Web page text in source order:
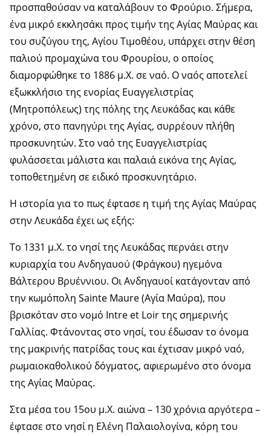
προσπαθούσαν να καταλάβουν το Φρούριο. Σήμερα,
ένα μικρό εκκλησάκι προς τιμήν της Αγίας Μαύρας και
του συζύγου της, Αγίου Τιμοθέου, υπάρχει στην θέση
παλιού προμαχώνα του Φρουρίου, ο οποίος
διαμορφώθηκε το 1886 μ.Χ. σε ναό. Ο ναός αποτελεί
εξωκκλήσιο της ενορίας Ευαγγελιστρίας
(Μητροπόλεως) της πόλης της Λευκάδας και κάθε
χρόνο, στο πανηγύρι της Αγίας, συρρέουν πλήθη
προσκυνητών. Στο ναό της Ευαγγελιστρίας
φυλάσσεται μάλιστα και παλαιά εικόνα της Αγίας,
τοποθετημένη σε ειδικό προσκυνητάριο.
Η ιστορία για το πως έφτασε η τιμή της Αγίας Μαύρας
στην Λευκάδα έχει ως εξής:
Το 1331 μ.Χ. το νησί της Λευκάδας περνάει στην
κυριαρχία του Ανδηγαυού (Φράγκου) ηγεμόνα
Βάλτερου Βρυέννιου. Οι Ανδηγαυοί κατάγονταν από
την κωμόπολη Sainte Maure (Αγία Μαύρα), που
βρισκόταν στο νομό Intre et Loir της σημερινής
Γαλλίας. Φτάνοντας στο νησί, του έδωσαν το όνομα
της μακρινής πατρίδας τους και έχτισαν μικρό ναό,
ρωμαιοκαθολικού δόγματος, αφιερωμένο στο όνομα
της Αγίας Μαύρας.
Στα μέσα του 15ου μ.Χ. αιώνα – 130 χρόνια αργότερα –
έφτασε στο νησί η Ελένη Παλαιολογίνα, κόρη του